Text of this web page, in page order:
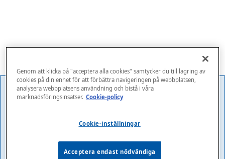
lösenordsskyddat. Vänligen ange ditt
lösenord nedan för att visa innehåll:
Genom att klicka på "acceptera alla cookies" samtycker du till lagring av
cookies på din enhet för att förbättra navigeringen på webbplatsen,
analysera webbplatsens användning och bistå i våra
marknadsföringsinsatser. Cookie-policy
Cookie-inställningar
Acceptera endast nödvändiga